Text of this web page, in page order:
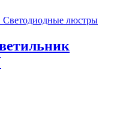
Светодиодные люстры